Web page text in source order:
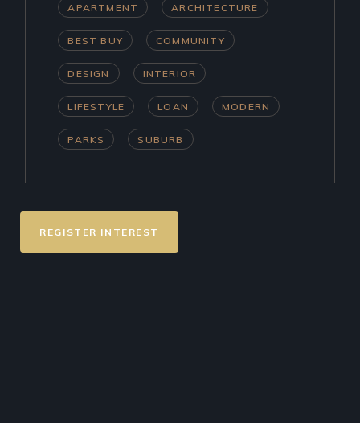
APARTMENT ARCHITECTURE
BEST BUY COMMUNITY
DESIGN INTERIOR
LIFESTYLE LOAN MODERN
PARKS SUBURB
REGISTER INTEREST